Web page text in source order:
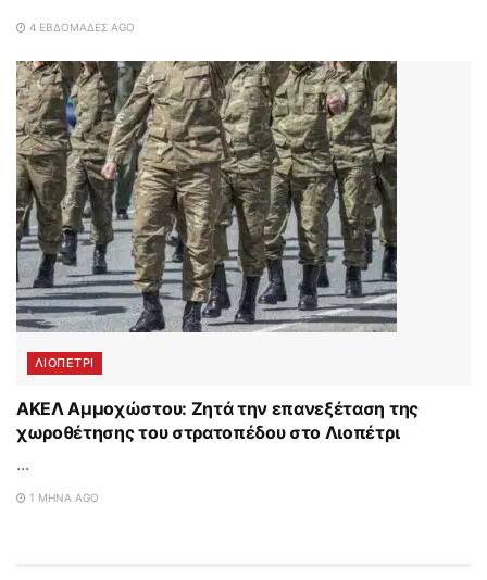
4 ΕΒΔΟΜΆΔΕΣ AGO
ΛΙΟΠΕΤΡΙ
ΑΚΕΛ Αμμοχώστου: Ζητά την επανεξέταση της
χωροθέτησης του στρατοπέδου στο Λιοπέτρι
...
1 ΜΉΝΑ AGO